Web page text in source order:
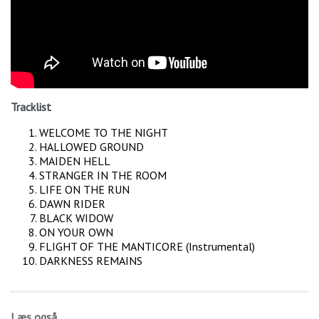
Tracklist
WELCOME TO THE NIGHT
HALLOWED GROUND
MAIDEN HELL
STRANGER IN THE ROOM
LIFE ON THE RUN
DAWN RIDER
BLACK WIDOW
ON YOUR OWN
FLIGHT OF THE MANTICORE (Instrumental)
DARKNESS REMAINS